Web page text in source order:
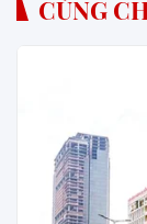
CÙNG